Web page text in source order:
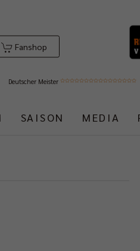
Fanshop
Deutscher Meister
SAISON MEDIA